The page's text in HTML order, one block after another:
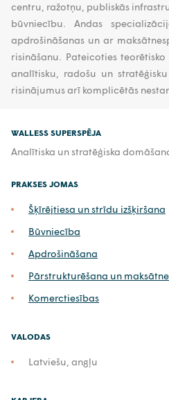
centru, ražotņu, publiskās
būvniecību. Andas
apdrošināšanas un ar
risināšanu. Pateicoties
analītisku, radošu un
risinājumus arī komplicētās
WALLESS SUPERSPĒJA
Analītiska un stratēģiska
PRAKSES JOMAS
Šķīrējtiesa un strīdu izšķiršana
Būvniecība
Apdrošināšana
Pārstrukturēšana un
Komerctiesības
VALODAS
Latviešu, angļu